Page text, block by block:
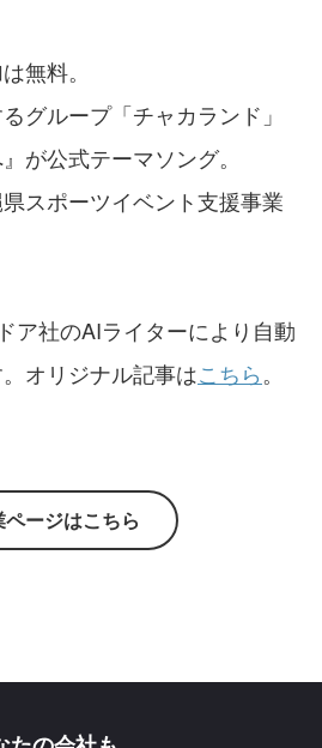
無料。
グループ「チャカランド」
が公式テーマソング。
スポーツイベント支援事業
ア社のAIライターにより自動
オリジナル記事はこちら。
ページはこちら